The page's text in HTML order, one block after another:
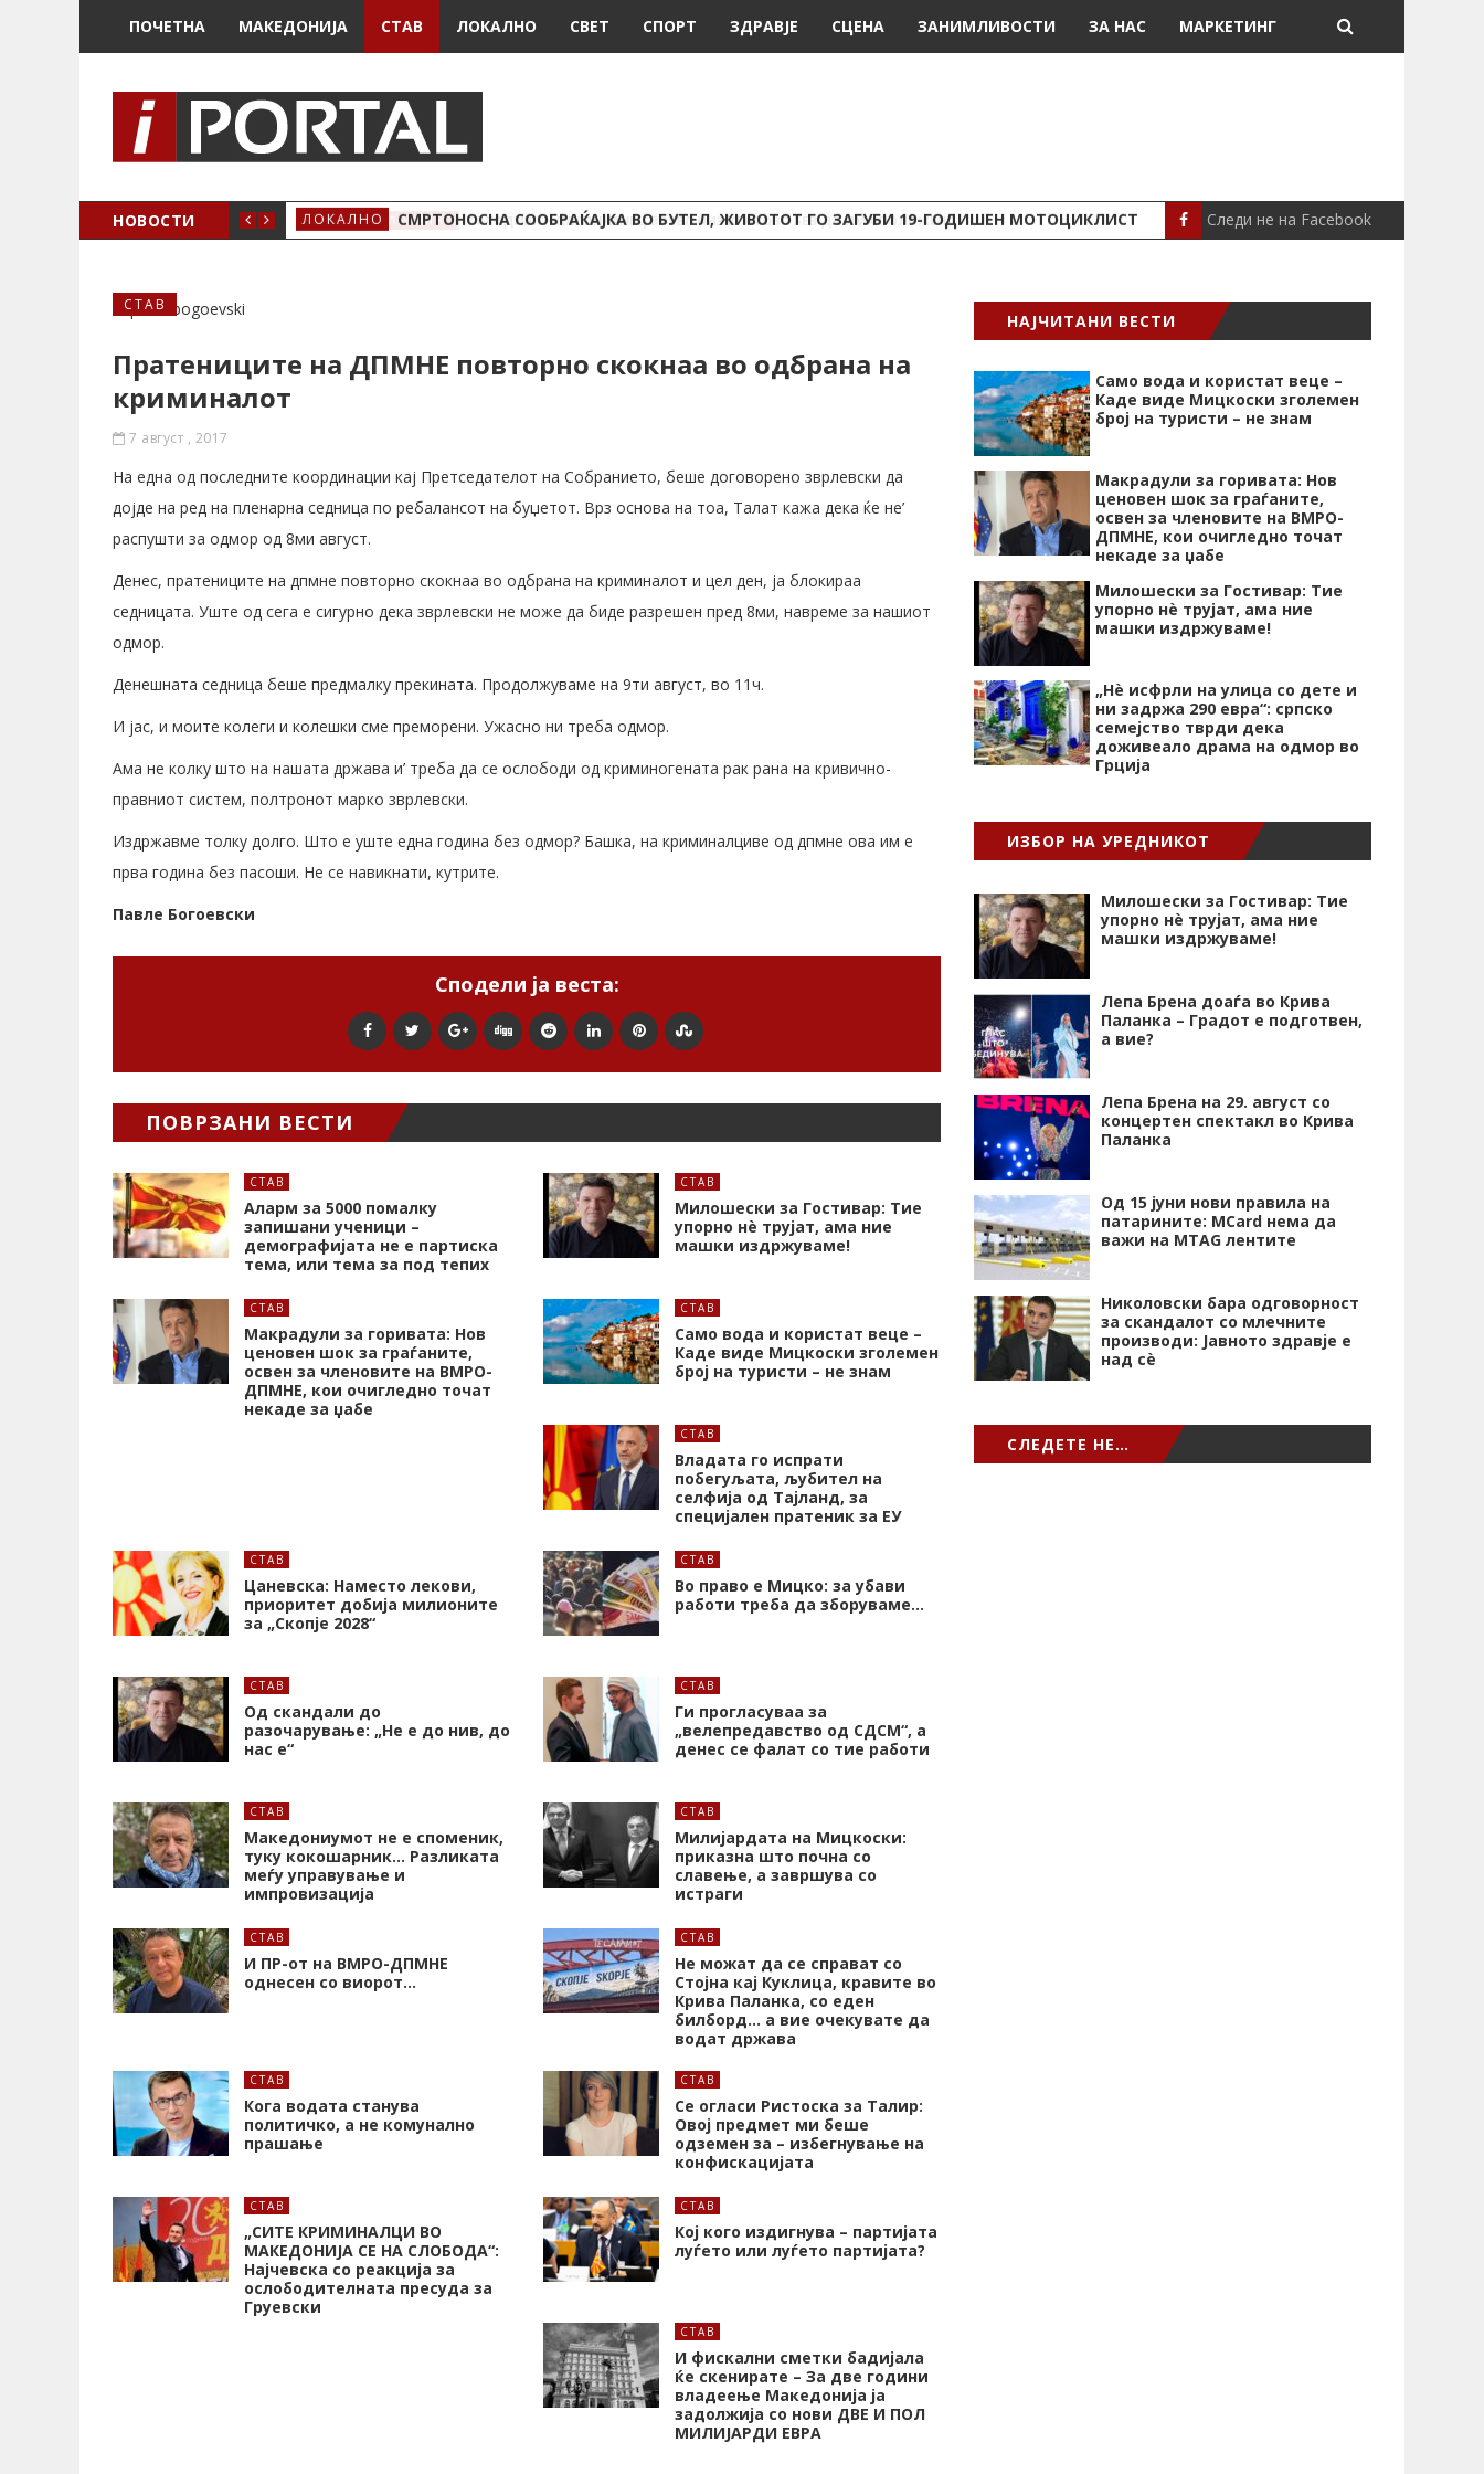
ПОЧЕТНА МАКЕДОНИЈА СТАВ ЛОКАЛНО СВЕТ СПОРТ ЗДРАВЈЕ СЦЕНА ЗАНИМЛИВОСТИ ЗА НАС МАРКЕТИНГ
НОВОСТИ ЛОКАЛНО СМРТОНОСНА СООБРАЌАЈКА ВО БУТЕЛ, ЖИВОТОТ ГО ЗАГУБИ 19-ГОДИШЕН МОТОЦИКЛИСТ СЦЕНА СЕВЕРИНА ВО
Следи не на Facebook
СТАВ
Пратениците на ДПМНЕ повторно скокнаа во одбрана на
криминалот
7 август , 2017
На една од последните координации кај Претседателот на Собранието, беше договорено зврлевски да
дојде на ред на пленарна седница по ребалансот на буџетот. Врз основа на тоа, Талат кажа дека ќе не’
распушти за одмор од 8ми август.
Денес, пратениците на дпмне повторно скокнаа во одбрана на криминалот и цел ден, ја блокираа
седницата. Уште од сега е сигурно дека зврлевски не може да биде разрешен пред 8ми, навреме за нашиот
одмор.
Денешната седница беше предмалку прекината. Продолжуваме на 9ти август, во 11ч.
И јас, и моите колеги и колешки сме преморени. Ужасно ни треба одмор.
Ама не колку што на нашата држава и’ треба да се ослободи од криминогената рак рана на кривично-
правниот систем, полтронот марко зврлевски.
Издржавме толку долго. Што е уште една година без одмор? Башка, на криминалциве од дпмне ова им е
прва година без пасоши. Не се навикнати, кутрите.
Павле Богоевски
Сподели ја веста:
ПОВРЗАНИ ВЕСТИ
СТАВ
Аларм за 5000 помалку
запишани ученици –
демографијата не е партиска
тема, или тема за под тепих
СТАВ
Милошески за Гостивар: Тие
упорно нѐ трујат, ама ние
машки издржуваме!
СТАВ
Макрадули за горивата: Нов
ценовен шок за граѓаните,
освен за членовите на ВМРО-
ДПМНЕ, кои очигледно точат
некаде за џабе
СТАВ
Само вода и користат веце –
Каде виде Мицкоски зголемен
број на туристи – не знам
СТАВ
Владата го испрати
побегуљата, љубител на
селфија од Тајланд, за
специјален пратеник за ЕУ
СТАВ
Цаневска: Наместо лекови,
приоритет добија милионите
за „Скопје 2028“
СТАВ
Во право е Мицко: за убави
работи треба да зборуваме…
СТАВ
Од скандали до
разочарување: „Не е до нив, до
нас е“
СТАВ
Ги прогласуваа за
„велепредавство од СДСМ“, а
денес се фалат со тие работи
СТАВ
Македониумот не е споменик,
туку кокошарник… Разликата
меѓу управување и
импровизација
СТАВ
Милијардата на Мицкоски:
приказна што почна со
славење, а завршува со
истраги
СТАВ
И ПР-от на ВМРО-ДПМНЕ
однесен со виорот…
СТАВ
Не можат да се справат со
Стојна кај Куклица, кравите во
Крива Паланка, со еден
билборд… а вие очекувате да
водат држава
СТАВ
Кога водата станува
политичко, а не комунално
прашање
СТАВ
Се огласи Ристоска за Талир:
Овој предмет ми беше
одземен за – избегнување на
конфискацијата
СТАВ
„СИТЕ КРИМИНАЛЦИ ВО
МАКЕДОНИЈА СЕ НА СЛОБОДА“:
Најчевска со реакција за
ослободителната пресуда за
Груевски
СТАВ
Кој кого издигнува – партијата
луѓето или луѓето партијата?
СТАВ
И фискални сметки бадијала
ќе скенирате – За две години
владеење Македонија ја
задолжија со нови ДВЕ И ПОЛ
МИЛИЈАРДИ ЕВРА
НАЈЧИТАНИ ВЕСТИ
Само вода и користат веце –
Каде виде Мицкоски зголемен
број на туристи – не знам
Макрадули за горивата: Нов
ценовен шок за граѓаните,
освен за членовите на ВМРО-
ДПМНЕ, кои очигледно точат
некаде за џабе
Милошески за Гостивар: Тие
упорно нѐ трујат, ама ние
машки издржуваме!
„Нѐ исфрли на улица со дете и
ни задржа 290 евра“: српско
семејство тврди дека
доживеало драма на одмор во
Грција
ИЗБОР НА УРЕДНИКОТ
Милошески за Гостивар: Тие
упорно нѐ трујат, ама ние
машки издржуваме!
Лепа Брена доаѓа во Крива
Паланка – Градот е подготвен,
а вие?
Лепа Брена на 29. август со
концертен спектакл во Крива
Паланка
Од 15 јуни нови правила на
патарините: MCard нема да
важи на MTAG лентите
Николовски бара одговорност
за скандалот со млечните
производи: Јавното здравје е
над сѐ
СЛЕДЕТЕ НЕ…